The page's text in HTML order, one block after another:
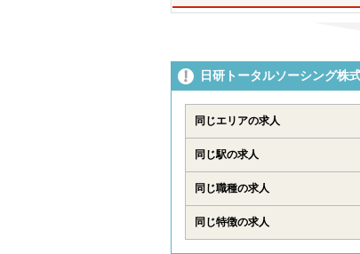
日研トータルソーシング株
同じエリアの求人
同じ駅の求人
同じ職種の求人
同じ特徴の求人